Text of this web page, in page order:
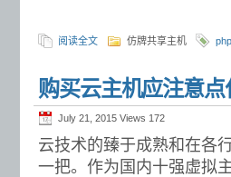
阅读全文 仿牌共享主机
购买云主机应注意点
July 21, 2015 Views 172
云技术的臻于成熟和在各
一把。作为国内十强虚拟